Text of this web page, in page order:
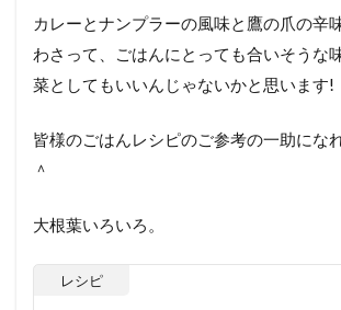
カレーとナンプラーの風味と鷹の爪の辛
わさって、ごはんにとっても合いそうな
菜としてもいいんじゃないかと思います!
皆様のごはんレシピのご参考の一助にな
＾
大根葉いろいろ。
レシピ